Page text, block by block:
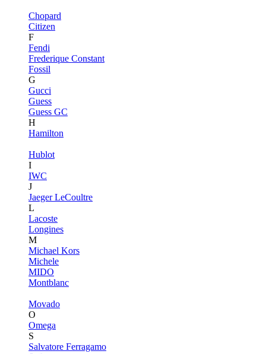
Chopard
Citizen
F
Fendi
Frederique Constant
Fossil
G
Gucci
Guess
Guess GC
H
Hamilton
Hublot
I
IWC
J
Jaeger LeCoultre
L
Lacoste
Longines
M
Michael Kors
Michele
MIDO
Montblanc
Movado
O
Omega
S
Salvatore Ferragamo